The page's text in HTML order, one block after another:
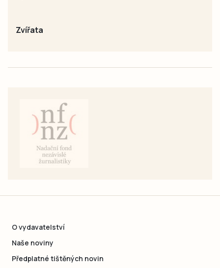
Zvířata
O vydavatelství
Naše noviny
Předplatné tištěných novin